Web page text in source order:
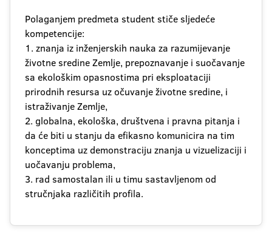
Polaganjem predmeta student stiče sljedeće
kompetencije:
1. znanja iz inženjerskih nauka za razumijevanje
životne sredine Zemlje, prepoznavanje i suočavanje
sa ekološkim opasnostima pri eksploataciji
prirodnih resursa uz očuvanje životne sredine, i
istraživanje Zemlje,
2. globalna, ekološka, društvena i pravna pitanja i
da će biti u stanju da efikasno komunicira na tim
konceptima uz demonstraciju znanja u vizuelizaciji i
uočavanju problema,
3. rad samostalan ili u timu sastavljenom od
stručnjaka različitih profila.